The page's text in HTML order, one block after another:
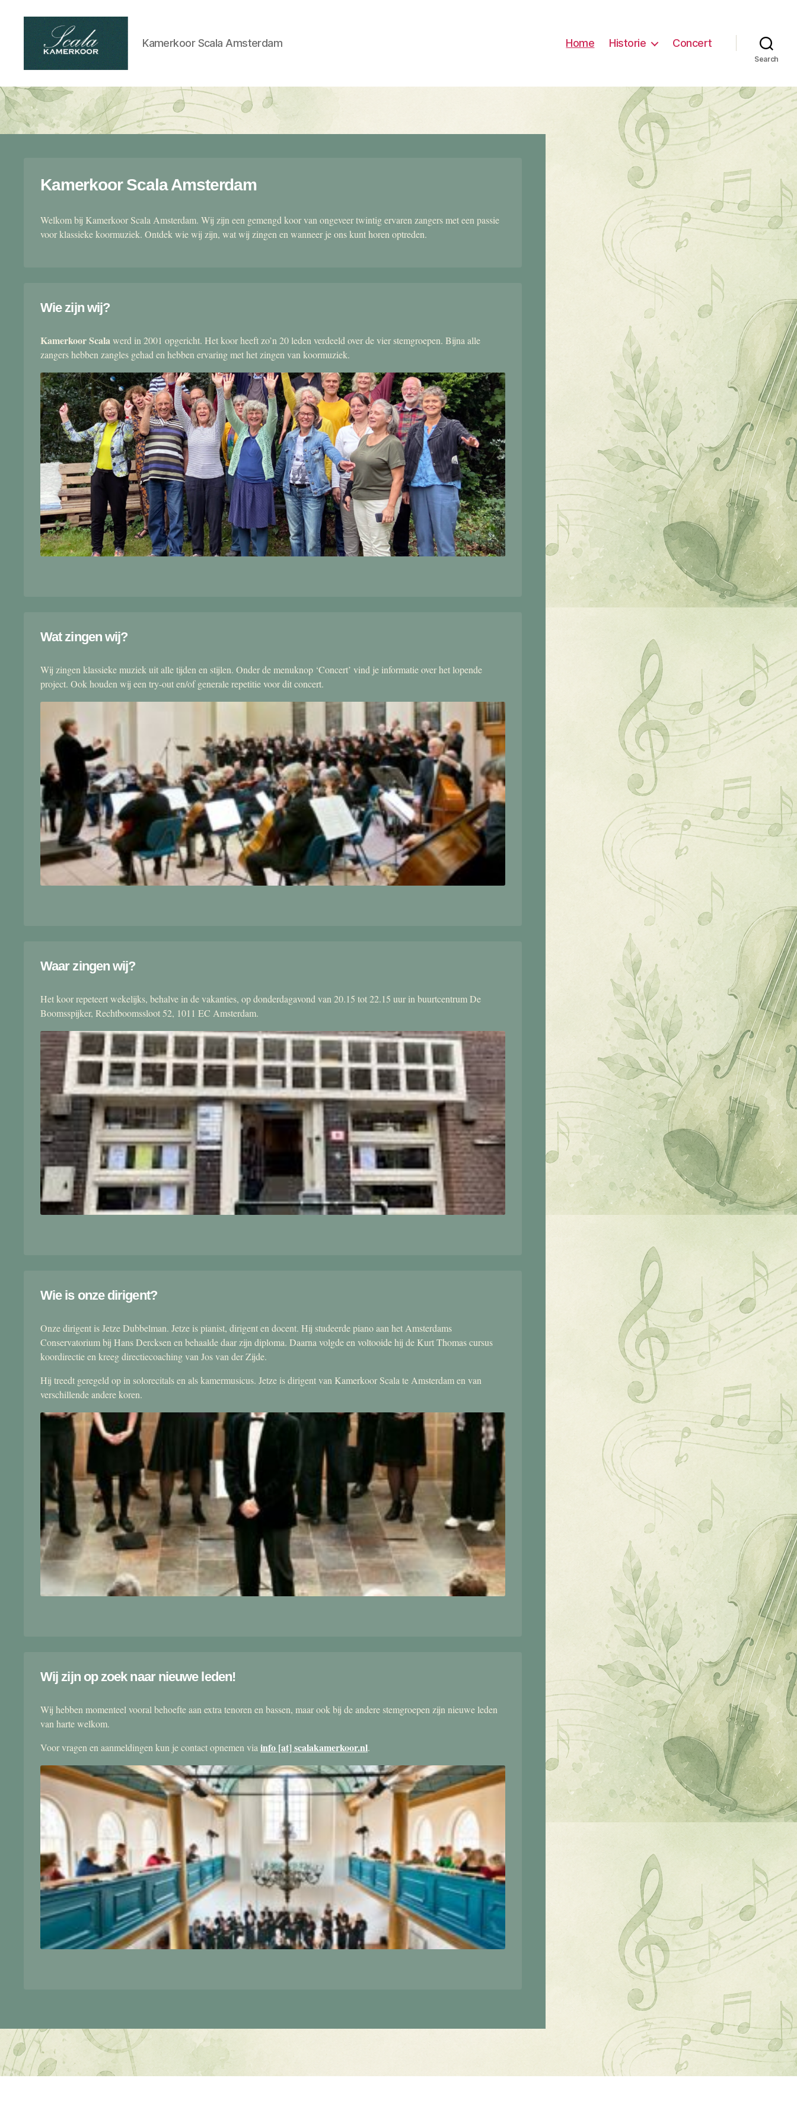
kamerkoor
Kamerkoor Scala Amsterdam Home Historie Concert
Search
Kamerkoor Scala Amsterdam
Welkom bij Kamerkoor Scala Amsterdam. Wij zijn een gemengd koor van ongeveer twintig ervaren zangers met een passie
voor klassieke koormuziek. Ontdek wie wij zijn, wat wij zingen en wanneer je ons kunt horen optreden.
Wie zijn wij?
Kamerkoor Scalawerd in 2001 opgericht. Het koor heeft zo’n 20 leden verdeeld over de vier stemgroepen. Bijna alle
zangers hebben zangles gehad en hebben ervaring met het zingen van koormuziek.
Wat zingen wij?
Wij zingen klassieke muziek uit alle tijden en stijlen. Onder de menuknop ‘Concert’ vind je informatie over het lopende
project. Ook houden wij een try-out en/of generale repetitie voor dit concert.
Waar zingen wij?
Het koor repeteert wekelijks, behalve in de vakanties, op donderdagavond van 20.15 tot 22.15 uur in buurtcentrum De
Boomsspijker, Rechtboomssloot 52, 1011 EC Amsterdam.
Wie is onze dirigent?
Onze dirigent is Jetze Dubbelman. Jetze is pianist, dirigent en docent. Hij studeerde piano aan het Amsterdams
Conservatorium bij Hans Dercksen en behaalde daar zijn diploma. Daarna volgde en voltooide hij de Kurt Thomas cursus
koordirectie en kreeg directiecoaching van Jos van der Zijde.
Hij treedt geregeld op in solorecitals en als kamermusicus. Jetze is dirigent van Kamerkoor Scala te Amsterdam en van
verschillende andere koren.
Wij zijn op zoek naar nieuwe leden!
Wij hebben momenteel vooral behoefte aan extra tenoren en bassen, maar ook bij de andere stemgroepen zijn nieuwe leden
van harte welkom.
Voor vragen en aanmeldingen kun je contact opnemen via info [at] scalakamerkoor.nl.